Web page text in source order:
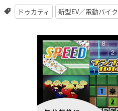
ドゥカティ 新型EV／電動バイク